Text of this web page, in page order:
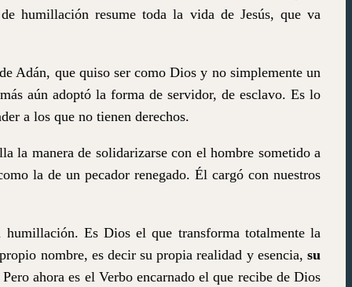
humillación resume toda la vida de Jesús, que va
Adán, que quiso ser como Dios y no simplemente un
aún adoptó la forma de servidor, de esclavo. Es lo
a los que no tienen derechos.
la manera de solidarizarse con el hombre sometido a
la de un pecador renegado. Él cargó con nuestros
Es Dios el que transforma totalmente la
nombre, es decir su propia realidad y esencia, su
ahora es el Verbo encarnado el que recibe de Dios